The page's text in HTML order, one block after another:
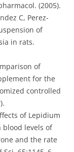
(2005).
C, Perez-
of
in rats.
of
for the
controlled
of Lepidium
blood levels of
and the rate